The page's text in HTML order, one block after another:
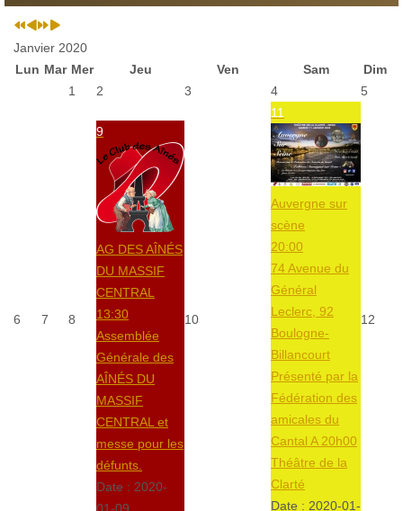
Janvier 2020
Lun Mar Mer Jeu Ven Sam
Dim
1
2 3 4 5
6 7 8
9
AG DES AÎNÉS
DU MASSIF
CENTRAL
13:30
Assemblée
Générale des
AÎNÉS DU
MASSIF
CENTRAL et
messe pour les
défunts.
Date : 2020-
10
11
Auvergne sur
scène
20:00
74 Avenue du
Général
Leclerc, 92
Boulogne-
Billancourt
Présenté par la
Fédération des
amicales du
Cantal A 20h00
Théâtre de la
Clarté
Date : 2020-01-
12